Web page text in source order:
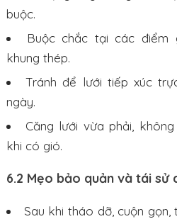
buộc.
Buộc chắc tại các điểm
khung thép.
Tránh để lưới tiếp xúc
ngày.
Căng lưới vừa phải,
khi có gió.
6.2 Mẹo bảo quản và tái sử
Sau khi tháo dỡ, cuộn